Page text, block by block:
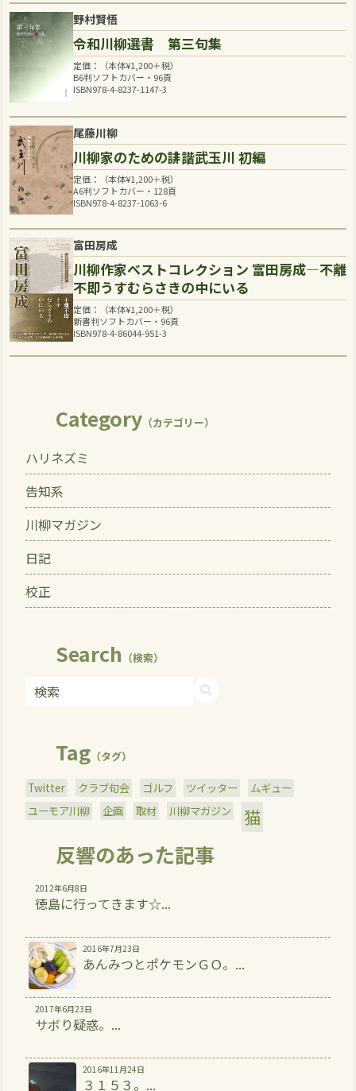
野村賢悟
令和川柳選書 第三句集
定価：（本体¥1,200＋税）
B6判ソフトカバー・96頁
ISBN978-4-8237-1147-3
尾藤川柳
川柳家のための誹諧武玉川 初編
定価：（本体¥1,200＋税）
A6判ソフトカバー・128頁
ISBN978-4-8237-1063-6
富田房成
川柳作家ベストコレクション 富田房成―不離
不即うすむらさきの中にいる
定価：（本体¥1,200＋税）
新書判ソフトカバー・96頁
ISBN978-4-86044-951-3
Category（カテゴリー）
ハリネズミ
告知系
川柳マガジン
日記
校正
Search （検索）
Tag（タグ）
Twitter クラブ句会 ゴルフ ツイッター
ムギュー
ユーモア川柳
企画 取材 川柳マガジン 猫
反響のあった記事
2012年6月8日
徳島に行ってきます☆...
2016年7月23日
あんみつとポケモンＧＯ。...
2017年6月23日
サボり疑惑。...
2016年11月24日
３１５３。...